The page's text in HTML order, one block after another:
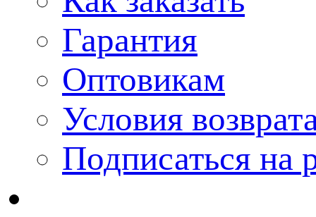
Гарантия
Оптовикам
Условия
Подписаться на